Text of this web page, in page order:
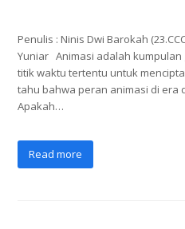
Penulis : Ninis Dwi Barokah
Yuniar Animasi adalah
titik waktu tertentu untuk
tahu bahwa peran animasi di era
Apakah…
Read more